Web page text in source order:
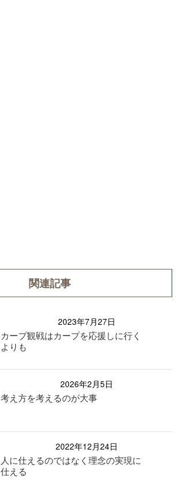
関連記事
2023年7月27日
カープ観戦はカープを応援しに行く
よりも
2026年2月5日
考え方を考えるのが大事
2022年12月24日
人に仕えるのではなく理念の実現に
仕える